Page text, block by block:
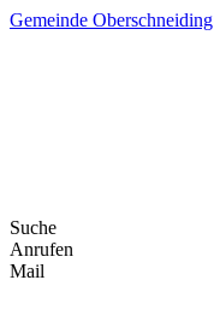
Skip
Gemeinde Oberschneiding
Suche
Anrufen
Mail